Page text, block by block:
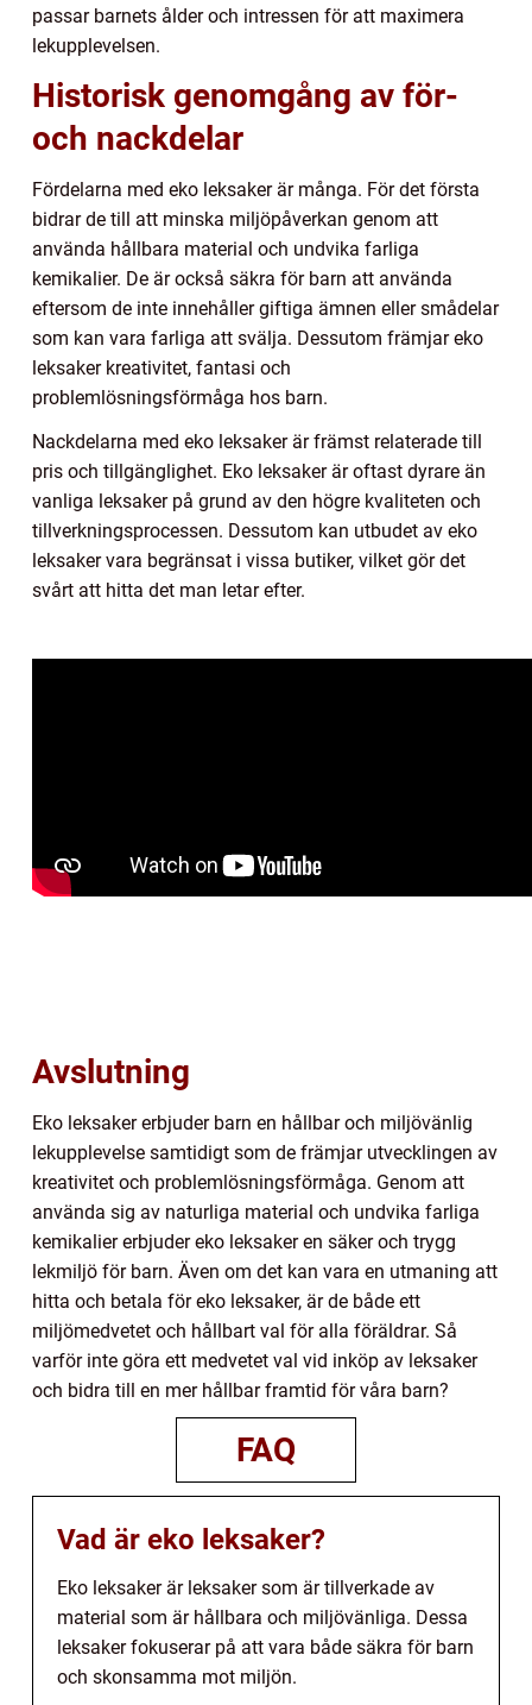
passar barnets ålder och intressen för att maximera
lekupplevelsen.
Historisk genomgång av för-
och nackdelar
Fördelarna med eko leksaker är många. För det första
bidrar de till att minska miljöpåverkan genom att
använda hållbara material och undvika farliga
kemikalier. De är också säkra för barn att använda
eftersom de inte innehåller giftiga ämnen eller smådelar
som kan vara farliga att svälja. Dessutom främjar eko
leksaker kreativitet, fantasi och
problemlösningsförmåga hos barn.
Nackdelarna med eko leksaker är främst relaterade till
pris och tillgänglighet. Eko leksaker är oftast dyrare än
vanliga leksaker på grund av den högre kvaliteten och
tillverkningsprocessen. Dessutom kan utbudet av eko
leksaker vara begränsat i vissa butiker, vilket gör det
svårt att hitta det man letar efter.
Avslutning
Eko leksaker erbjuder barn en hållbar och miljövänlig
lekupplevelse samtidigt som de främjar utvecklingen av
kreativitet och problemlösningsförmåga. Genom att
använda sig av naturliga material och undvika farliga
kemikalier erbjuder eko leksaker en säker och trygg
lekmiljö för barn. Även om det kan vara en utmaning att
hitta och betala för eko leksaker, är de både ett
miljömedvetet och hållbart val för alla föräldrar. Så
varför inte göra ett medvetet val vid inköp av leksaker
och bidra till en mer hållbar framtid för våra barn?
FAQ
Vad är eko leksaker?
Eko leksaker är leksaker som är tillverkade av
material som är hållbara och miljövänliga. Dessa
leksaker fokuserar på att vara både säkra för barn
och skonsamma mot miljön.